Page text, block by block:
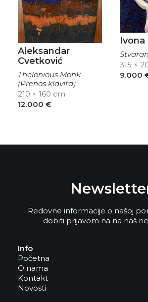
Aleksandar
Cvetković
Thelonious Monk
(Prenos klavira)
210 × 160 cm
12.000 €
Ivona
315 ×
9.000
Redovne informacije o našoj
dobiti prijavom na na naš
Info
Početna
O nama
Kontakt
Novosti